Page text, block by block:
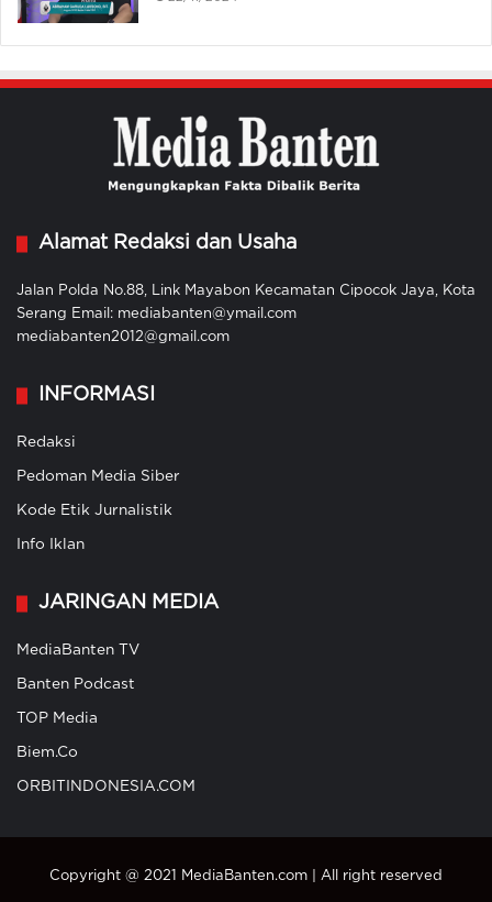
Alamat Redaksi dan Usaha
Jalan Polda No.88, Link Mayabon Kecamatan Cipocok Jaya, Kota
Serang Email: mediabanten@ymail.com
mediabanten2012@gmail.com
INFORMASI
Redaksi
Pedoman Media Siber
Kode Etik Jurnalistik
Info Iklan
JARINGAN MEDIA
MediaBanten TV
Banten Podcast
TOP Media
Biem.Co
ORBITINDONESIA.COM
Copyright @ 2021 MediaBanten.com | All right reserved